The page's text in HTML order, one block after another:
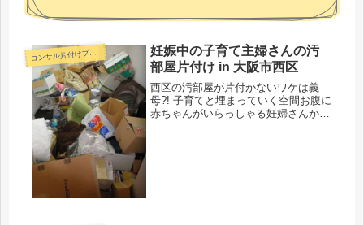
コ
ンサル片付けプラン
妊娠中の子育て主婦さんの汚
部屋片付け in 大阪市西区
西区の汚部屋が片付かないワケは義
母?! 子育てと埋まっていく空間お腹に
赤ちゃんがいらっしゃる妊婦さんから